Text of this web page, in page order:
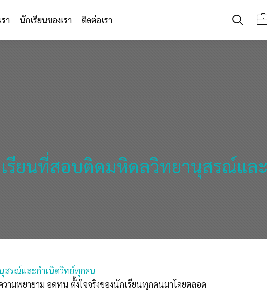
า นักเรียนของเรา ติดต่อเรา
รียนที่สอบติดมหิดลวิทยานุสรณ์และ
สรณ์และกำเนิดวิทย์ทุกคน
มพยายาม อดทน ตั้งใจจริงของนักเรียนทุกคนมาโดยตลอด